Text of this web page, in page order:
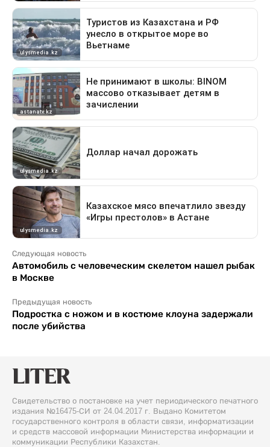
Следующая новость
Автомобиль с человеческим скелетом нашел рыбак
в Москве
Предыдущая новость
Подростка с ножом и в костюме клоуна задержали
после убийства
Свидетельство о постановке на учет периодического печатного
издания №16475-СИ от 24.04.2017 г. Выдано Комитетом
государственного контроля в области связи, информатизации
и средств массовой информации Министерства информации и
коммуникации Республики Казахстан.